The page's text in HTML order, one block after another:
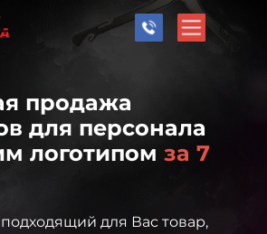
продажа
для персонала
логотипом за 7
для Вас товар,